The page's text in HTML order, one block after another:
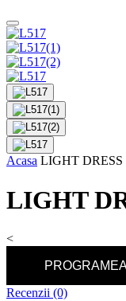
Acasa LIGHT DRESS
LIGHT
<
Recenzii (0)